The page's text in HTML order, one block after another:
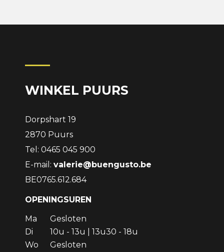
WINKEL PUURS
Dorpshart 19
2870 Puurs
Tel: 0465 045 900
E-mail: valerie@buengusto.be
BE0765.612.684
OPENINGSUREN
Ma
Gesloten
Di
10u - 13u | 13u30 - 18u
Wo
Gesloten